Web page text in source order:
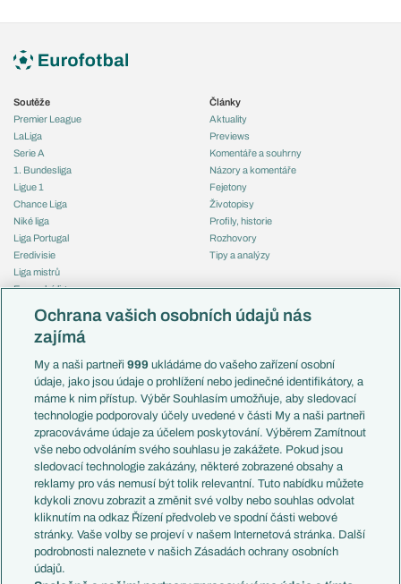
Soutěže
Premier League
LaLiga
Serie A
1. Bundesliga
Ligue 1
Chance Liga
Niké liga
Liga Portugal
Eredivisie
Liga mistrů
Evropská liga
Mistrovství světa
Liga národů
Témata
Představení týmů MS
EuroSkauting
PL v kostce
Evropské koeficienty
Přestupy
Přestupové spekulace
Zranění
Kluby
Arsenal FC
Chelsea FC
Články
Aktuality
Previews
Komentáře a souhrny
Názory a komentáře
Fejetony
Životopisy
Profily, historie
Rozhovory
Tipy a analýzy
Česko
Francie
Itálie
Německo
Španělsko
Argentina
Brazílie
Přestupy
Zápasy
Livescore
Tipovací soutěž
Ochrana vašich osobních údajů nás
zajímá
My a naši partneři999 ukládáme do vašeho zařízení osobní
údaje, jako jsou údaje o prohlížení nebo jedinečné identifikátory, a
máme k nim přístup. Výběr Souhlasím umožňuje, aby sledovací
technologie podporovaly účely uvedené v části My a naši partneři
zpracováváme údaje za účelem poskytování. Výběrem Zamítnout
vše nebo odvoláním svého souhlasu je zakážete. Pokud jsou
sledovací technologie zakázány, některé zobrazené obsahy a
reklamy pro vás nemusí být tolik relevantní. Tuto nabídku můžete
kdykoli znovu zobrazit a změnit své volby nebo souhlas odvolat
kliknutím na odkaz Řízení předvoleb ve spodní části webové
stránky. Vaše volby se projeví v našem Internetová stránka. Další
podrobnosti naleznete v našich Zásadách ochrany osobních
údajů.